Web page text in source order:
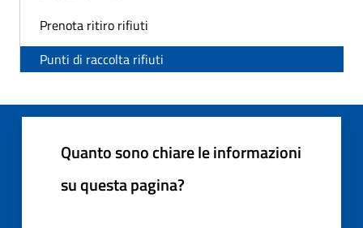
Prenota ritiro rifiuti
Punti di raccolta rifiuti
Quanto sono chiare le informazioni
su questa pagina?